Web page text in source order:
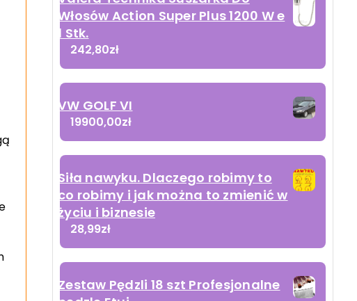
Włosów Action Super Plus 1200 W e
1 Stk.
242,80zł
VW GOLF VI
19900,00zł
Siła nawyku. Dlaczego robimy to
co robimy i jak można to zmienić w
życiu i biznesie
28,99zł
Zestaw Pędzli 18 szt Profesjonalne